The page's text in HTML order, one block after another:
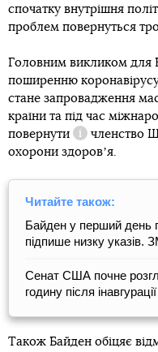
спочатку внутрішня
проблем повернуться
Головним викликом для
поширенню
стане запровадження
країни та під час
повернути
Довідка
членство
охорони здоровʼя.
Читайте також:
Байден у перший день
підпише низку указів.
Сенат США почне
годину після
Також Байден обіцяє